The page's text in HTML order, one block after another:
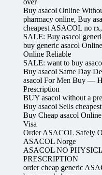
Buy asacol Online
pharmacy online, Buy
cheapest ASACOL no
SALE: Buy asacol
buy generic asacol
Online Reliable
SALE: want to buy
Buy asacol Same Day
asacol For Men Buy —
Prescription
BUY asacol without a
Buy asacol Sells
Buy Cheap asacol
Visa
Order ASACOL Safely
ASACOL Norge
ASACOL NO
PRESCRIPTION
order cheap generic